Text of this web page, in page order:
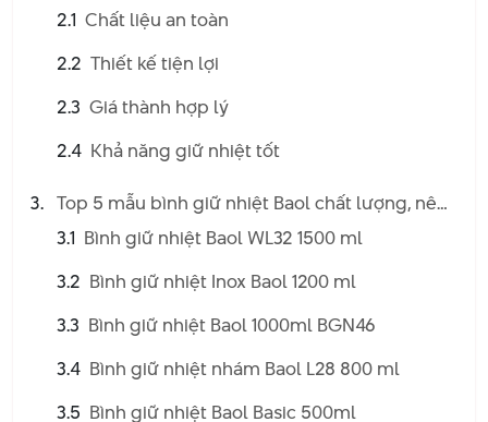
2.1 Chất liệu an toàn
2.2 Thiết kế tiện lợi
2.3 Giá thành hợp lý
2.4 Khả năng giữ nhiệt tốt
Top 5 mẫu bình giữ nhiệt Baol chất lượng, nên
mua
3.1 Bình giữ nhiệt Baol WL32 1500 ml
3.2 Bình giữ nhiệt Inox Baol 1200 ml
3.3 Bình giữ nhiệt Baol 1000ml BGN46
3.4 Bình giữ nhiệt nhám Baol L28 800 ml
3.5 Bình giữ nhiệt Baol Basic 500ml